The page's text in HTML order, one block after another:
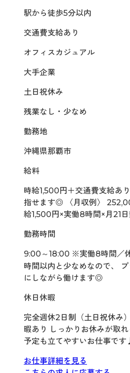
駅から徒歩5分以内
交通費支給あり
オフィスカジュアル
大手企業
土日祝休み
残業なし・少なめ
勤務地
沖縄県那覇市
給料
時給1,500円＋交通費支給あ
指せます◎ 〈月収例〉
給1,500円×実働8時間×月21
勤務時間
9:00～18:00 ※実働8時間／
時間以内と少なめなので、
にしながら働けます◎
休日休暇
完全週休2日制（土日祝休み
暇あり しっかりお休みが取
予定も立てやすいお仕事で
お仕事詳細を見る